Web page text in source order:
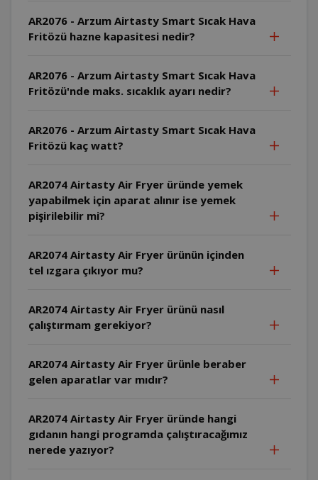
AR2076 - Arzum Airtasty Smart Sıcak Hava
Fritözü hazne kapasitesi nedir?
AR2076 - Arzum Airtasty Smart Sıcak Hava
Fritözü'nde maks. sıcaklık ayarı nedir?
AR2076 - Arzum Airtasty Smart Sıcak Hava
Fritözü kaç watt?
AR2074 Airtasty Air Fryer üründe yemek
yapabilmek için aparat alınır ise yemek
pişirilebilir mi?
AR2074 Airtasty Air Fryer ürünün içinden
tel ızgara çıkıyor mu?
AR2074 Airtasty Air Fryer ürünü nasıl
çalıştırmam gerekiyor?
AR2074 Airtasty Air Fryer ürünle beraber
gelen aparatlar var mıdır?
AR2074 Airtasty Air Fryer üründe hangi
gıdanın hangi programda çalıştıracağımız
nerede yazıyor?